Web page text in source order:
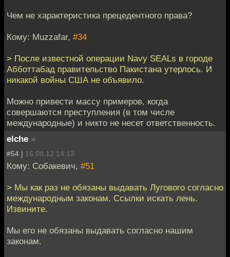
Чем не характеристика прецедентного права?
Кому: Muzzafar, #34
> После известной операции Navy SEALs в городе
Абботтабад правительство Пакистана утерлось. И
никакой войны США не объявило.
Можно привести массу примеров, когда
совершаются преступления (в том числе
международные) и никто не несет ответственность.
elche »
#54 | 16.08.12 14:13
Кому: Собакевич, #51
> Мы как раз не обязаны выдавать Лугового согласно
международным законам. Ссылки искать лень.
Извините.
Мы его не обязаны выдавать согласно нашим
законам.